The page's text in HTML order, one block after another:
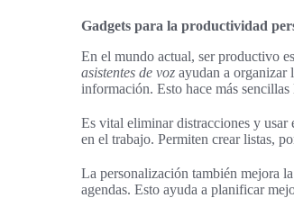
Gadgets para la productividad
En el mundo actual, ser productivo
asistentes de voz ayudan a organizar
información. Esto hace más sencillas
Es vital eliminar distracciones y usar
en el trabajo. Permiten crear listas,
La personalización también mejora
agendas. Esto ayuda a planificar